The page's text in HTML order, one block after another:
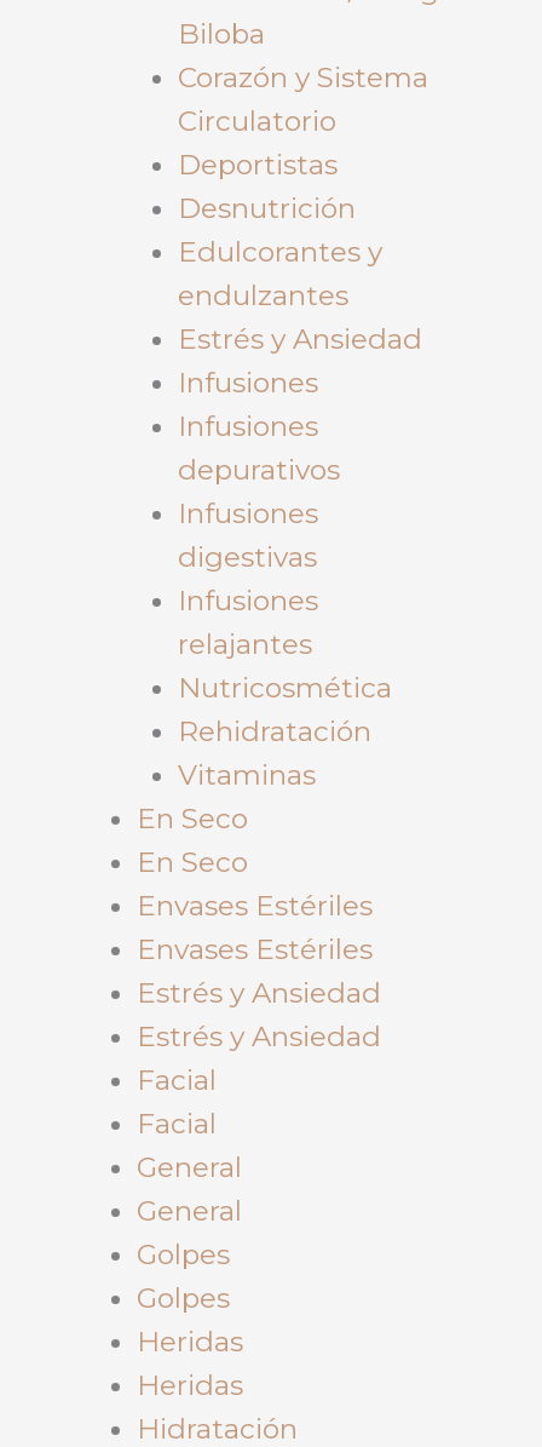
Biloba
Corazón y Sistema
Circulatorio
Deportistas
Desnutrición
Edulcorantes y
endulzantes
Estrés y Ansiedad
Infusiones
Infusiones
depurativos
Infusiones
digestivas
Infusiones
relajantes
Nutricosmética
Rehidratación
Vitaminas
En Seco
En Seco
Envases Estériles
Envases Estériles
Estrés y Ansiedad
Estrés y Ansiedad
Facial
Facial
General
General
Golpes
Golpes
Heridas
Heridas
Hidratación